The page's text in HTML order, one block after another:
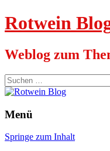
Rotwein
Weblog zum
Suchen
nach:
Menü
Springe zum Inhalt